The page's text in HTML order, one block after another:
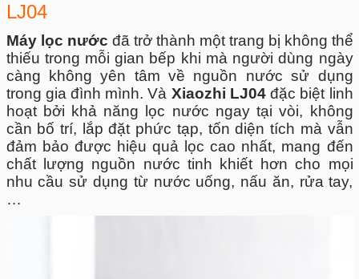
LJ04
Máy lọc nước đã trở thành một trang bị không thể
thiếu trong mỗi gian bếp khi mà người dùng ngày
càng không yên tâm về nguồn nước sử dụng
trong gia đình mình. Và Xiaozhi LJ04đặc biệt linh
hoạt bởi khả năng lọc nước ngay tại vòi, không
cần bố trí, lắp đặt phức tạp, tốn diện tích mà vẫn
đảm bảo được hiệu quả lọc cao nhất, mang đến
chất lượng nguồn nước tinh khiết hơn cho mọi
nhu cầu sử dụng từ nước uống, nấu ăn, rửa tay,
…